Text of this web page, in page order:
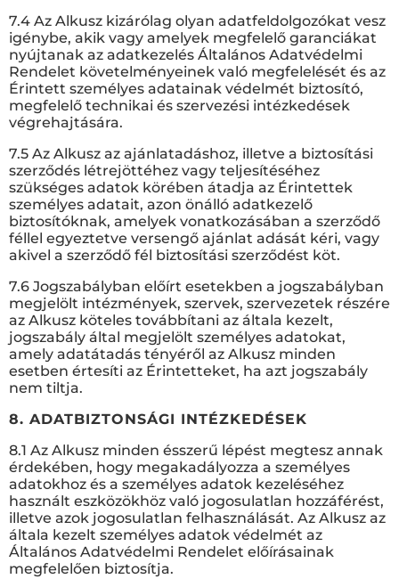
7.4 Az Alkusz kizárólag olyan adatfeldolgozókat vesz
igénybe, akik vagy amelyek megfelelő garanciákat
nyújtanak az adatkezelés Általános Adatvédelmi
Rendelet követelményeinek való megfelelését és az
Érintett személyes adatainak védelmét biztosító,
megfelelő technikai és szervezési intézkedések
végrehajtására.
7.5 Az Alkusz az ajánlatadáshoz, illetve a biztosítási
szerződés létrejöttéhez vagy teljesítéséhez
szükséges adatok körében átadja az Érintettek
személyes adatait, azon önálló adatkezelő
biztosítóknak, amelyek vonatkozásában a szerződő
féllel egyeztetve versengő ajánlat adását kéri, vagy
akivel a szerződő fél biztosítási szerződést köt.
7.6 Jogszabályban előírt esetekben a jogszabályban
megjelölt intézmények, szervek, szervezetek részére
az Alkusz köteles továbbítani az általa kezelt,
jogszabály által megjelölt személyes adatokat,
amely adatátadás tényéről az Alkusz minden
esetben értesíti az Érintetteket, ha azt jogszabály
nem tiltja.
8. ADATBIZTONSÁGI INTÉZKEDÉSEK
8.1 Az Alkusz minden ésszerű lépést megtesz annak
érdekében, hogy megakadályozza a személyes
adatokhoz és a személyes adatok kezeléséhez
használt eszközökhöz való jogosulatlan hozzáférést,
illetve azok jogosulatlan felhasználását. Az Alkusz az
általa kezelt személyes adatok védelmét az
Általános Adatvédelmi Rendelet előírásainak
megfelelően biztosítja.